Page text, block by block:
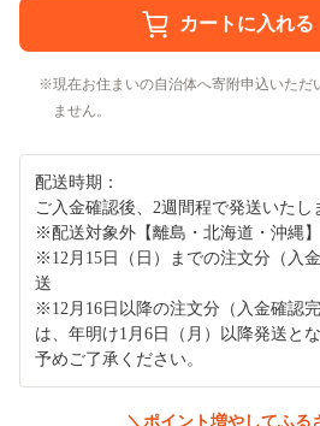
現在お住まいの自治体へ寄附申込いただ
ません。
配送時期：
ご入金確認後、2週間程で発送いたし
※配送対象外【離島・北海道・沖縄】
※12月15日（日）までの注文分（入
送
※12月16日以降の注文分（入金確認
は、年明け1月6日（月）以降発送と
予めご了承ください。
＼ポイント増やしてふる